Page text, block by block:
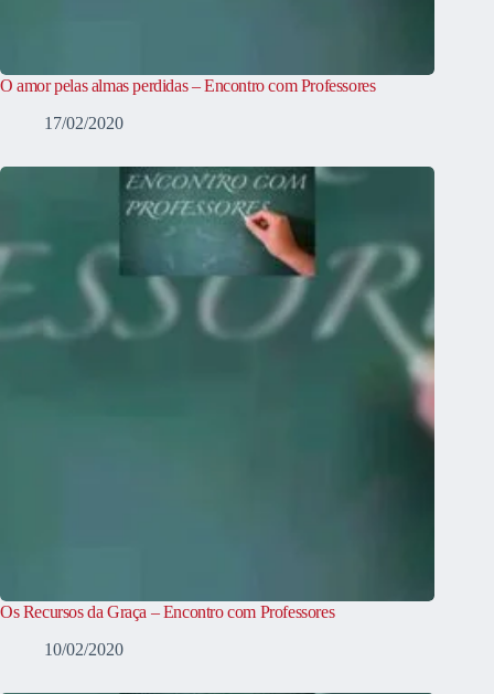
O amor pelas almas perdidas – Encontro com Professores
17/02/2020
Os Recursos da Graça – Encontro com Professores
10/02/2020